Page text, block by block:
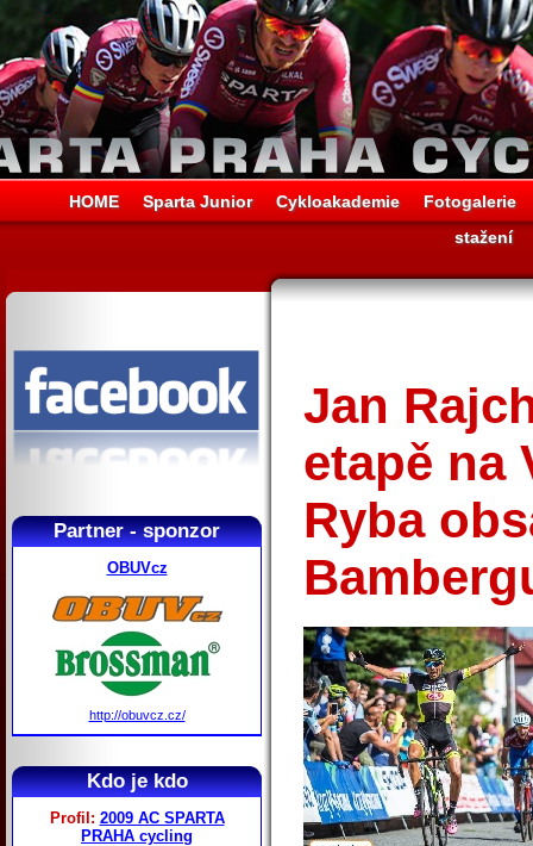
HOME Sparta Junior Cykloakademie
Fotogalerie
stažení
Partner - sponzor
OBUVcz
http://obuvcz.cz/
Kdo je kdo
Profil: 2009 AC SPARTA
PRAHA cycling
Jan
etapě na
Ryba